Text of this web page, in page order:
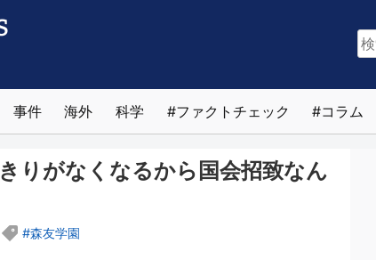
検
索:
事件 海外 科学 ファクトチェック コラム
りがなくなるから国会招致なん
森友学園